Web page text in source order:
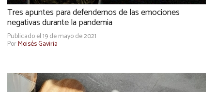
Tres apuntes para defendernos de las emociones
negativas durante la pandemia
Publicado el 19 de mayo de 2021
PorMoisés Gaviria